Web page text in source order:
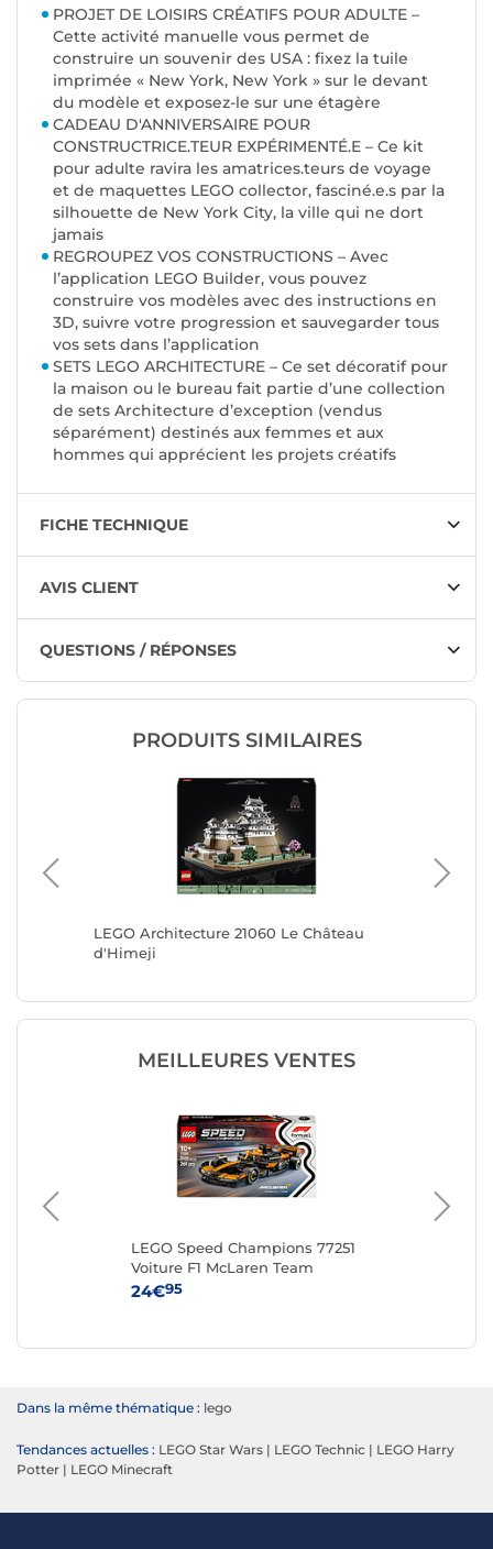
PROJET DE LOISIRS CRÉATIFS POUR ADULTE –
Cette activité manuelle vous permet de
construire un souvenir des USA : fixez la tuile
imprimée « New York, New York » sur le devant
du modèle et exposez-le sur une étagère
CADEAU D'ANNIVERSAIRE POUR
CONSTRUCTRICE.TEUR EXPÉRIMENTÉ.E – Ce kit
pour adulte ravira les amatrices.teurs de voyage
et de maquettes LEGO collector, fasciné.e.s par la
silhouette de New York City, la ville qui ne dort
jamais
REGROUPEZ VOS CONSTRUCTIONS – Avec
l’application LEGO Builder, vous pouvez
construire vos modèles avec des instructions en
3D, suivre votre progression et sauvegarder tous
vos sets dans l’application
SETS LEGO ARCHITECTURE – Ce set décoratif pour
la maison ou le bureau fait partie d’une collection
de sets Architecture d’exception (vendus
séparément) destinés aux femmes et aux
hommes qui apprécient les projets créatifs
FICHE TECHNIQUE
AVIS CLIENT
QUESTIONS / RÉPONSES
PRODUITS SIMILAIRES
LEGO Architecture 21060 Le Château
d'Himeji
MEILLEURES VENTES
LEGO Speed Champions 77251
Voiture F1 McLaren Team
MCL38
24€95
Dans la même thématique : lego
Tendances actuelles : LEGO Star Wars | LEGO Technic | LEGO Harry
Potter | LEGO Minecraft